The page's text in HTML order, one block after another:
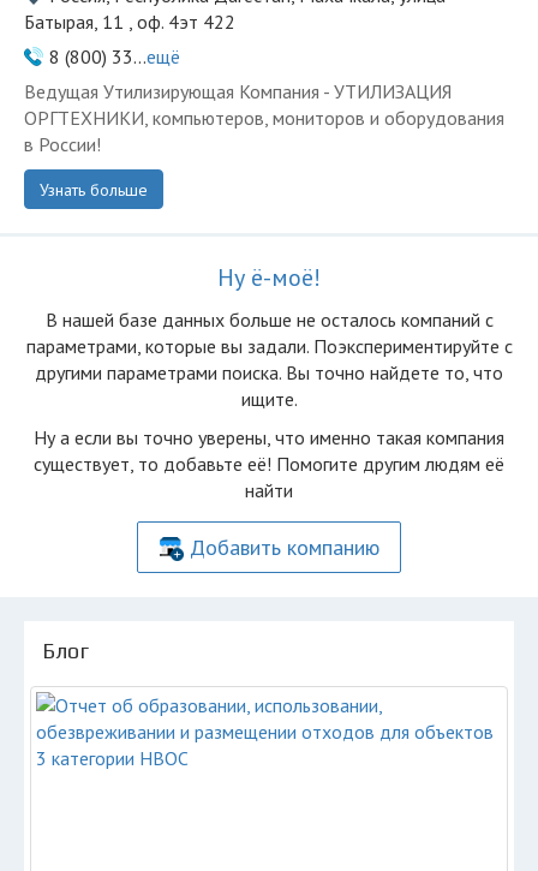
Батырая, 11 , оф. 4эт 422
8 (800) 33...ещё
Ведущая Утилизирующая Компания - УТИЛИЗАЦИЯ
ОРГТЕХНИКИ, компьютеров, мониторов и оборудования
в России!
Узнать больше
Ну ё-моё!
В нашей базе данных больше не осталоcь компаний с
параметрами, которые вы задали. Поэкспериментируйте с
другими параметрами поиска. Вы точно найдете то, что
ищите.
Ну а если вы точно уверены, что именно такая компания
существует, то добавьте её! Помогите другим людям её
найти
Добавить компанию
Блог